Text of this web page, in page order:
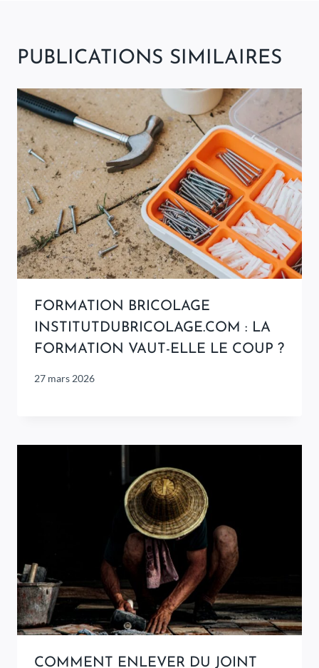
PUBLICATIONS SIMILAIRES
FORMATION BRICOLAGE
INSTITUTDUBRICOLAGE.COM : LA
FORMATION VAUT-ELLE LE COUP ?
27 mars 2026
COMMENT ENLEVER DU JOINT